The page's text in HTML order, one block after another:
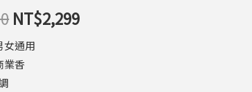
格：
NT$5,800。
NT$2,299格：
女通用
業香